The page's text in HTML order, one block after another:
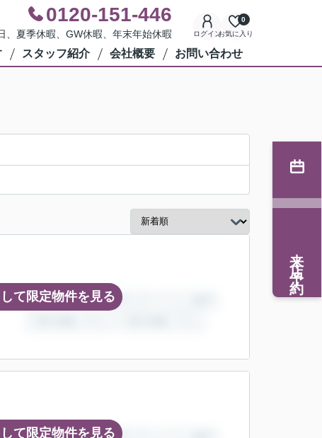
0120-151-446
夏季休暇、GW休暇、年末年始休暇 ログインお気に入り
0
スタッフ紹介 会社概要 お問い合わせ
て限定物件を見る
て限定物件を見る
来店予約